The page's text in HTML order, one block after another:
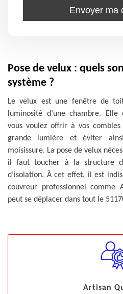
Pose de velux : quels
système ?
Le velux est une fenêtre de
luminosité d’une chambre.
vous voulez offrir à vos
grande lumière et éviter
moisissure. La pose de velux
il faut toucher à la structure
d’isolation. À cet effet, il est
couvreur professionnel comme
peut se déplacer dans tout le
Artisan